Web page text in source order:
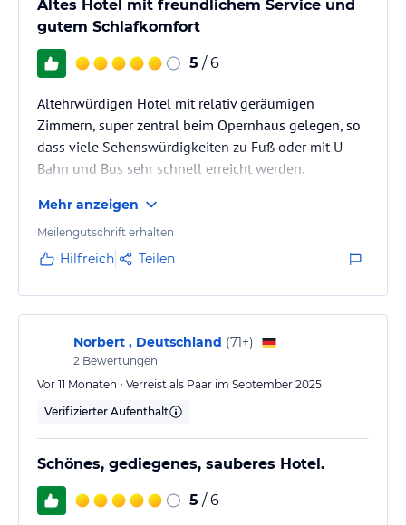
Altes Hotel mit freundlichem Service und
gutem Schlafkomfort
5 / 6
Altehrwürdigen Hotel mit relativ geräumigen
Zimmern, super zentral beim Opernhaus gelegen, so
dass viele Sehenswürdigkeiten zu Fuß oder mit U-
Bahn und Bus sehr schnell erreicht werden.
Opernhaus gelegen. Das war sehr ruhig.
Statt den Aufzug zu nehmen genossen wir es oft, die
altehrwürdige Treppe hinabzuschreiten...
Mehr anzeigen
Meilengutschrift erhalten
Hilfreich Teilen
Norbert , Deutschland (71+)
2 Bewertungen
Vor 11 Monaten • Verreist als Paar im September 2025
Verifizierter Aufenthalt
Schönes, gediegenes, sauberes Hotel.
5 / 6